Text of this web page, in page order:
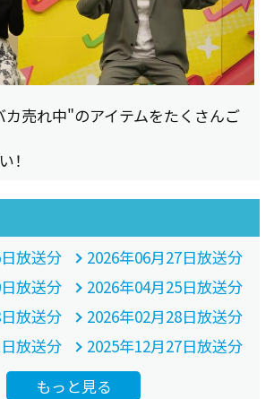
売れ中"のアイテムをたくさんご
！
放送分
2026年06月27日放送分
放送分
2026年04月25日放送分
放送分
2026年02月28日放送分
放送分
2025年12月27日放送分
もっと見る